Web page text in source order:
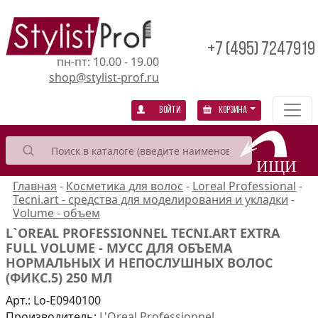
пн-пт: 10.00 - 19.00
shop@stylist-prof.ru
+7 (495) 7247919
Войти Корзина
Главная - Косметика для волос - Loreal Professional -
Tecni.art - средства для моделирования и укладки -
Volume - объем
L`OREAL PROFESSIONNEL TECNI.ART EXTRA
FULL VOLUME - МУСС ДЛЯ ОБЪЕМА
НОРМАЛЬНЫХ И НЕПОСЛУШНЫХ ВОЛОС
(ФИКС.5) 250 МЛ
Арт.: Lo-E0940100